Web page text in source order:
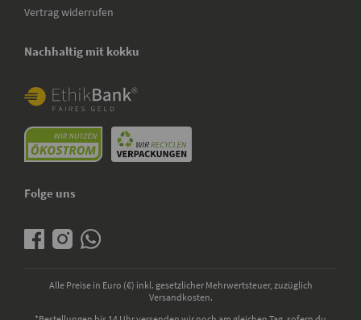
Vertrag widerrufen
Nachhaltig mit kokku
Folge uns
Alle Preise in Euro (€) inkl. gesetzlicher Mehrwertsteuer, zuzüglich
Versandkosten.